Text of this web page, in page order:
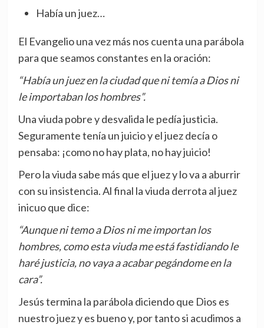
Había un juez…
El Evangelio una vez más nos cuenta una parábola
para que seamos constantes en la oración:
“Había un juez en la ciudad que ni temía a Dios ni
le importaban los hombres”.
Una viuda pobre y desvalida le pedía justicia.
Seguramente tenía un juicio y el juez decía o
pensaba: ¡como no hay plata, no hay juicio!
Pero la viuda sabe más que el juez y lo va a aburrir
con su insistencia. Al final la viuda derrota al juez
inicuo que dice:
“Aunque ni temo a Dios ni me importan los
hombres, como esta viuda me está fastidiando le
haré justicia, no vaya a acabar pegándome en la
cara”.
Jesús termina la parábola diciendo que Dios es
nuestro juez y es bueno y, por tanto si acudimos a